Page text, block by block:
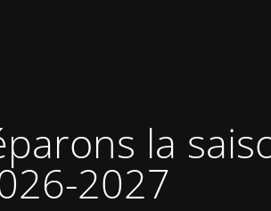
la
2027